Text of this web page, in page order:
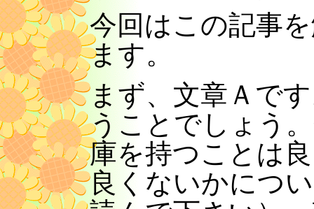
今回はこの記事
ます。
まず、文章Ａで
うことでしょう
庫を持つことは
良くないかにつ